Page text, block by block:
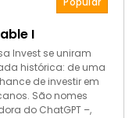
I
Invest se uniram
histórica: de uma
de investir em
São nomes
do ChatGPT –,